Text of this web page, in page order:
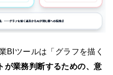
BIツールは「グラフを描く
が業務判断するための、意